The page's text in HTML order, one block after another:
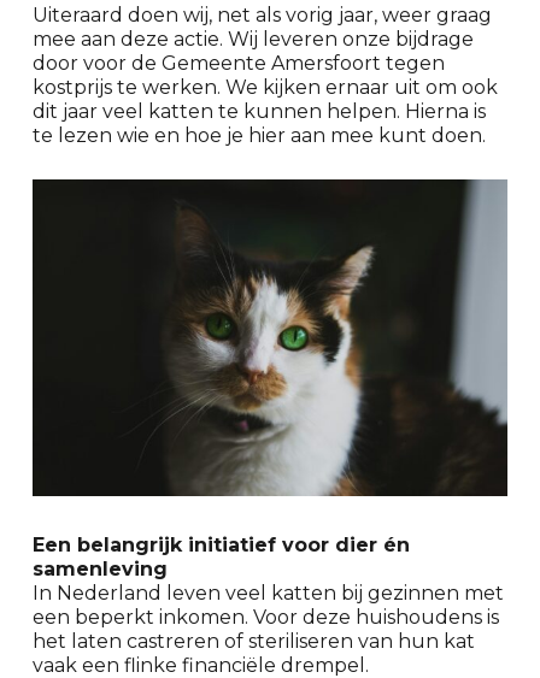
Uiteraard doen wij, net als vorig jaar, weer graag
mee aan deze actie. Wij leveren onze bijdrage
door voor de Gemeente Amersfoort tegen
kostprijs te werken. We kijken ernaar uit om ook
dit jaar veel katten te kunnen helpen. Hierna is
te lezen wie en hoe je hier aan mee kunt doen.
Een belangrijk initiatief voor dier én
samenleving
In Nederland leven veel katten bij gezinnen met
een beperkt inkomen. Voor deze huishoudens is
het laten castreren of steriliseren van hun kat
vaak een flinke financiële drempel.